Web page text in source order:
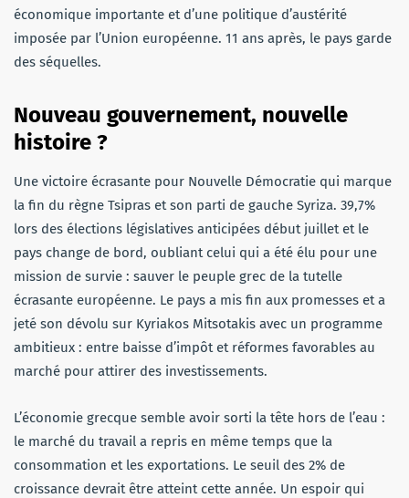
économique importante et d’une politique d’austérité
imposée par l’Union européenne. 11 ans après, le pays garde
des séquelles.
Nouveau gouvernement, nouvelle
histoire ?
Une victoire écrasante pour Nouvelle Démocratie qui marque
la fin du règne Tsipras et son parti de gauche Syriza. 39,7%
lors des élections législatives anticipées début juillet et le
pays change de bord, oubliant celui qui a été élu pour une
mission de survie : sauver le peuple grec de la tutelle
écrasante européenne. Le pays a mis fin aux promesses et a
jeté son dévolu sur Kyriakos Mitsotakis avec un programme
ambitieux : entre baisse d’impôt et réformes favorables au
marché pour attirer des investissements.
L’économie grecque semble avoir sorti la tête hors de l’eau :
le marché du travail a repris en même temps que la
consommation et les exportations. Le seuil des 2% de
croissance devrait être atteint cette année. Un espoir qui